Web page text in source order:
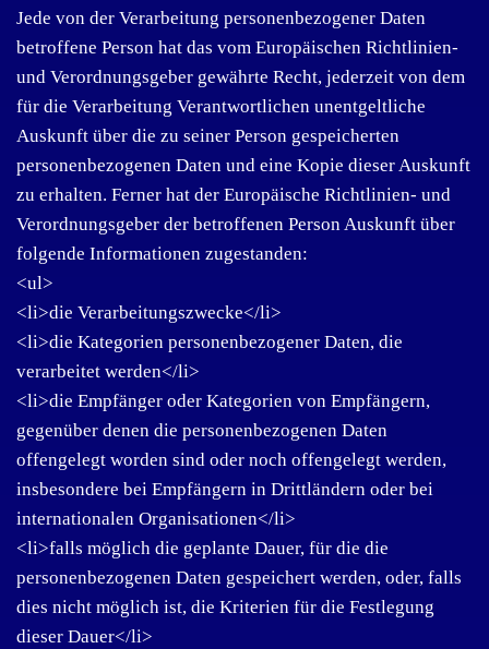
Jede von der Verarbeitung personenbezogener Daten
betroffene Person hat das vom Europäischen Richtlinien-
und Verordnungsgeber gewährte Recht, jederzeit von dem
für die Verarbeitung Verantwortlichen unentgeltliche
Auskunft über die zu seiner Person gespeicherten
personenbezogenen Daten und eine Kopie dieser Auskunft
zu erhalten. Ferner hat der Europäische Richtlinien- und
Verordnungsgeber der betroffenen Person Auskunft über
folgende Informationen zugestanden:
<ul>
<li>die Verarbeitungszwecke</li>
<li>die Kategorien personenbezogener Daten, die
verarbeitet werden</li>
<li>die Empfänger oder Kategorien von Empfängern,
gegenüber denen die personenbezogenen Daten
offengelegt worden sind oder noch offengelegt werden,
insbesondere bei Empfängern in Drittländern oder bei
internationalen Organisationen</li>
<li>falls möglich die geplante Dauer, für die die
personenbezogenen Daten gespeichert werden, oder, falls
dies nicht möglich ist, die Kriterien für die Festlegung
dieser Dauer</li>